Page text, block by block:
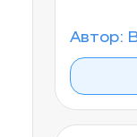
Автор: